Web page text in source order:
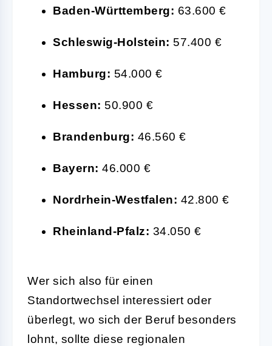
Baden-Württemberg: 63.600 €
Schleswig-Holstein: 57.400 €
Hamburg: 54.000 €
Hessen: 50.900 €
Brandenburg: 46.560 €
Bayern: 46.000 €
Nordrhein-Westfalen: 42.800 €
Rheinland-Pfalz: 34.050 €
Wer sich also für einen
Standortwechsel interessiert oder
überlegt, wo sich der Beruf besonders
lohnt, sollte diese regionalen